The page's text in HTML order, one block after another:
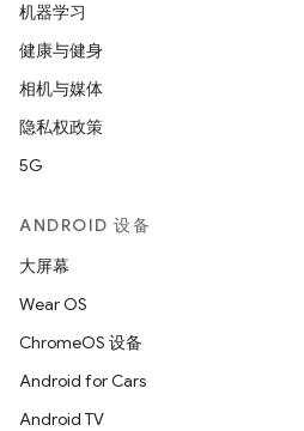
机器学习
健康与健身
相机与媒体
隐私权政策
5G
ANDROID 设备
大屏幕
Wear OS
ChromeOS 设备
Android for Cars
Android TV